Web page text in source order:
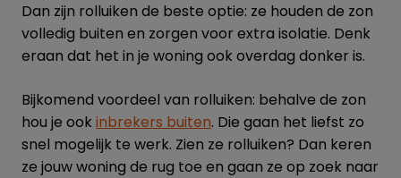
Dan zijn rolluiken de beste optie: ze houden de zon
volledig buiten en zorgen voor extra isolatie. Denk
eraan dat het in je woning ook overdag donker is.
Bijkomend voordeel van rolluiken: behalve de zon
hou je ook inbrekers buiten. Die gaan het liefst zo
snel mogelijk te werk. Zien ze rolluiken? Dan keren
ze jouw woning de rug toe en gaan ze op zoek naar